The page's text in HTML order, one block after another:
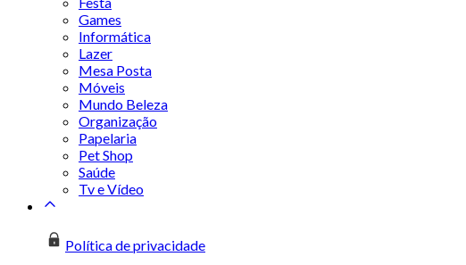
Games
Informática
Lazer
Mesa Posta
Móveis
Mundo Beleza
Organização
Papelaria
Pet Shop
Saúde
Tv e Vídeo
Política de privacidade